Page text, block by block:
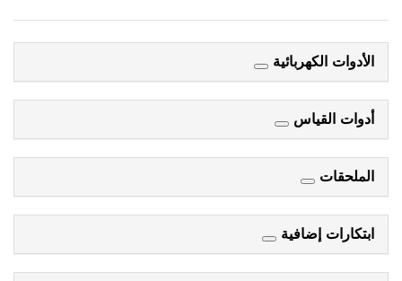
الأدوات الكهربائية
أدوات القياس
الملحقات
ابتكارات إضافية